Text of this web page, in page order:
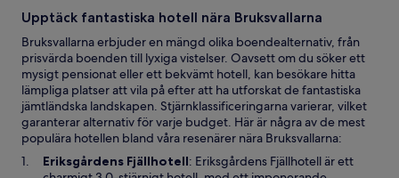
Upptäck fantastiska hotell nära Bruksvallarna
Bruksvallarna erbjuder en mängd olika boendealternativ, från
prisvärda boenden till lyxiga vistelser. Oavsett om du söker ett
mysigt pensionat eller ett bekvämt hotell, kan besökare hitta
lämpliga platser att vila på efter att ha utforskat de fantastiska
jämtländska landskapen. Stjärnklassificeringarna varierar, vilket
garanterar alternativ för varje budget. Här är några av de mest
populära hotellen bland våra resenärer nära Bruksvallarna:
Eriksgårdens FjällhotellÖ
: Eriksgårdens Fjällhotell är ett